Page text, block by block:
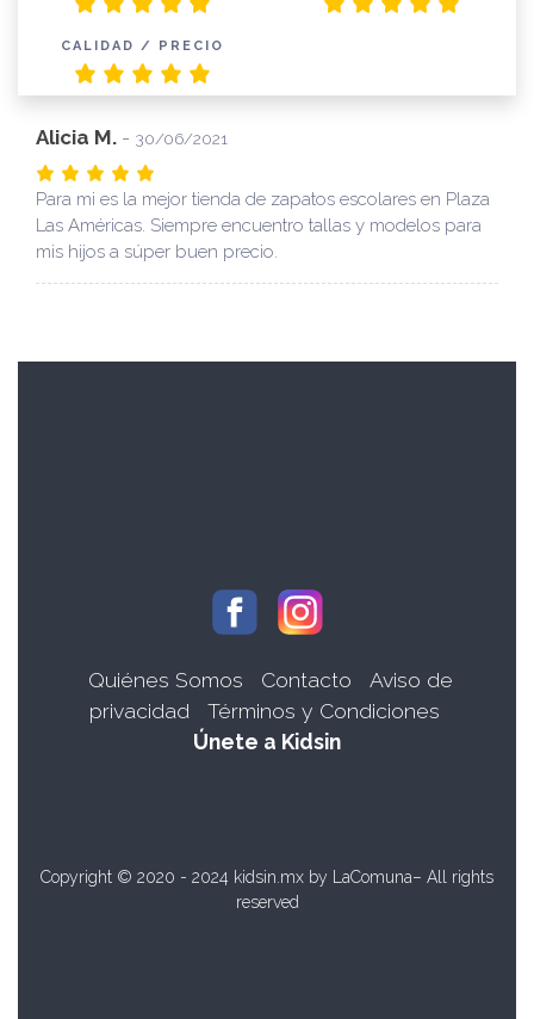
CALIDAD / PRECIO
Alicia M. - 30/06/2021
Para mi es la mejor tienda de zapatos escolares en Plaza
Las Américas. Siempre encuentro tallas y modelos para
mis hijos a súper buen precio.
Quiénes Somos Contacto
Aviso de
privacidad
Términos y Condiciones
Únete a Kidsin
Copyright © 2020 - 2024 kidsin.mx by LaComuna– All rights
reserved